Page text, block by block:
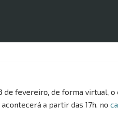
de fevereiro, de forma virtual,
a partir das 17h, no